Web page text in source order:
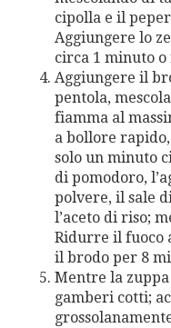
cipolla e il
Aggiungere lo
circa 1 minuto
Aggiungere il
pentola,
fiamma al
a bollore
solo un minuto
di pomodoro,
polvere, il sale
l’aceto di riso;
Ridurre il fuoco
il brodo per 8
Mentre la
gamberi cotti;